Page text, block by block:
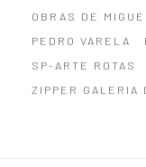
OBRAS DE
PEDRO VARELA
SP-ARTE ROTAS
ZIPPER GALERIA